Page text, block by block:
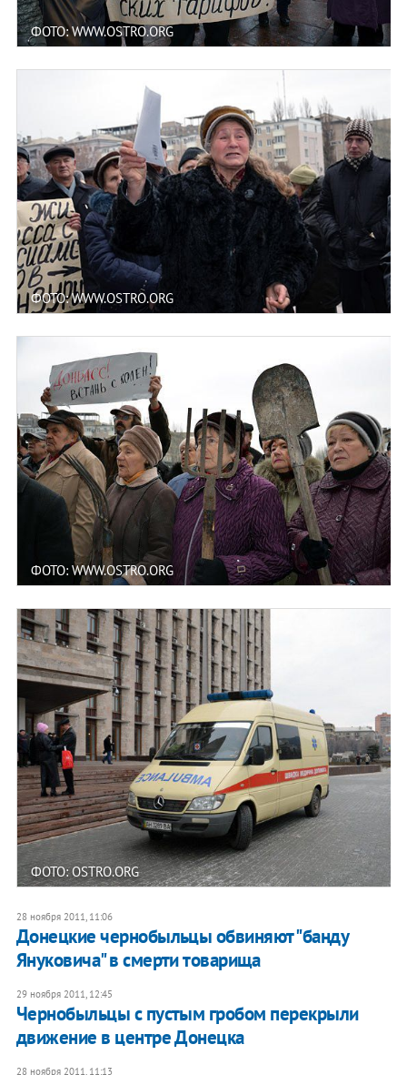
ФОТО: WWW.OSTRO.ORG
ФОТО: WWW.OSTRO.ORG
ФОТО: WWW.OSTRO.ORG
ФОТО: OSTRO.ORG
28 ноября 2011, 11:06
Донецкие чернобыльцы обвиняют "банду
Януковича" в смерти товарища
29 ноября 2011, 12:45
Чернобыльцы с пустым гробом перекрыли
движение в центре Донецка
28 ноября 2011, 11:13